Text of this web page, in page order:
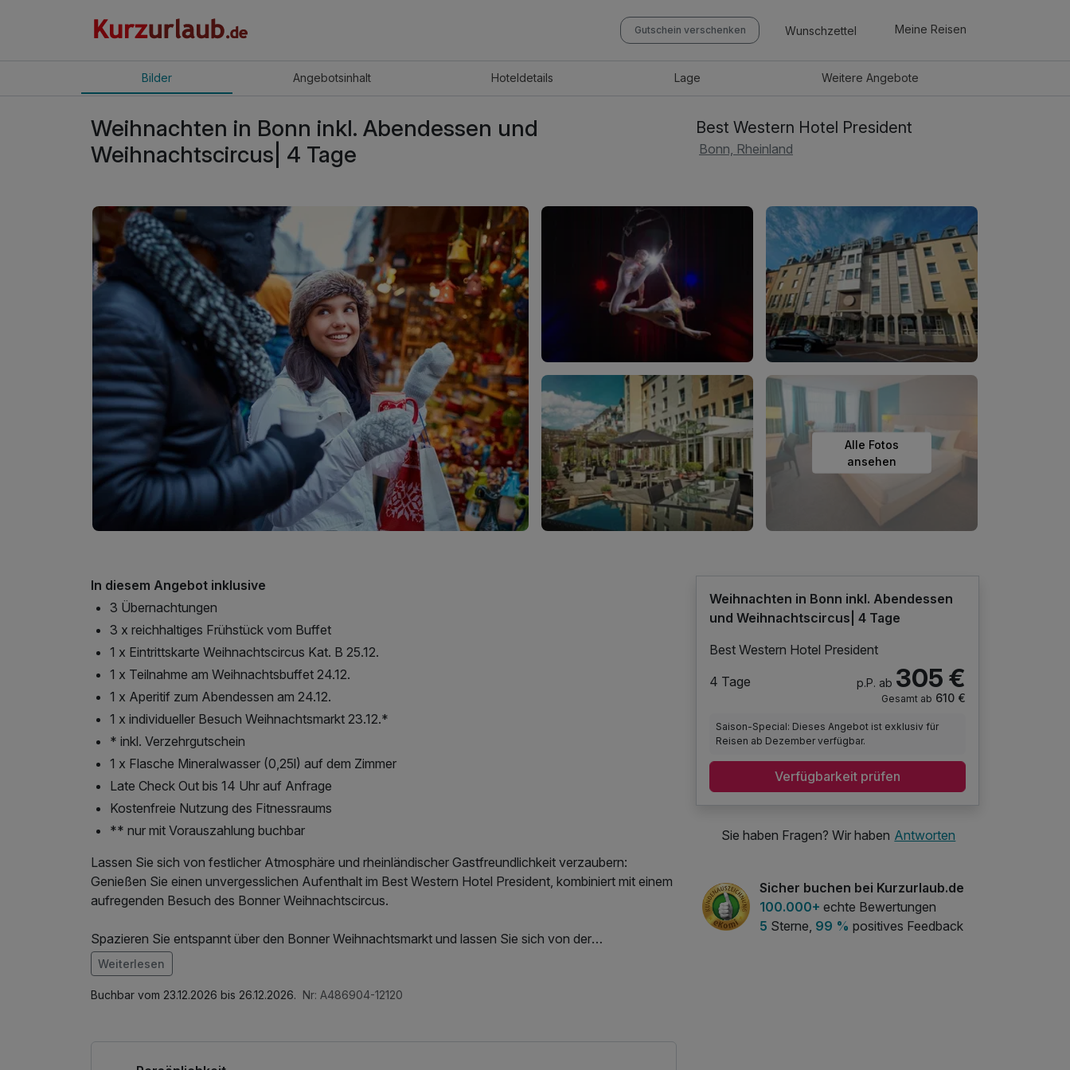
Gutschein verschenken Wunschzettel Meine Reisen
Bilder Angebotsinhalt Hoteldetails Lage WeitereAngebote
Weihnachten in Bonn inkl. Abendessen und
Weihnachtscircus| 4 Tage
Best Western Hotel President
Bonn, Rheinland
Alle Fotos
ansehen
In diesem Angebot inklusive
3 Übernachtungen
3 x reichhaltiges Frühstück vom Buffet
1 x Eintrittskarte Weihnachtscircus Kat. B 25.12.
1 x Teilnahme am Weihnachtsbuffet 24.12.
1 x Aperitif zum Abendessen am 24.12.
1 x individueller Besuch Weihnachtsmarkt 23.12.*
* inkl. Verzehrgutschein
1 x Flasche Mineralwasser (0,25l) auf dem Zimmer
Late Check Out bis 14 Uhr auf Anfrage
Kostenfreie Nutzung des Fitnessraums
** nur mit Vorauszahlung buchbar
Lassen Sie sich von festlicher Atmosphäre und rheinländischer Gastfreundlichkeit verzaubern:
Genießen Sie einen unvergesslichen Aufenthalt im Best Western Hotel President, kombiniert mit einem
aufregenden Besuch des Bonner Weihnachtscircus.
Spazieren Sie entspannt über den Bonner Weihnachtsmarkt und lassen Sie sich von der
stimmungsvollen Kulisse verzaubern: funkelnde Lichter, festlich dekorierte Schaufenster, prachtvolle
Tannenbäume und ein Duft nach gebrannten Mandeln und Gewürzen begleiten Sie auf Ihrer
Entdeckungstour – ganz nach Ihrem eigenen Rhythmus.
Im Angebot enthalten
W-LAN Nutzung / Internetnutzung
Weiterlesen
Buchbar vom 23.12.2026 bis 26.12.2026. Nr: A486904-12120
Weihnachten in Bonn inkl. Abendessen
und Weihnachtscircus| 4 Tage
Best Western Hotel President
4 Tage
p.P. ab 305 €
Gesamt ab 610 €
Saison-Special: Dieses Angebot ist exklusiv für
Reisen ab Dezember verfügbar.
Verfügbarkeit prüfen
Sie haben Fragen? Wir haben Antworten
Sicher buchen bei Kurzurlaub.de
100.000+ echte Bewertungen
5 Sterne, 99 % positives Feedback